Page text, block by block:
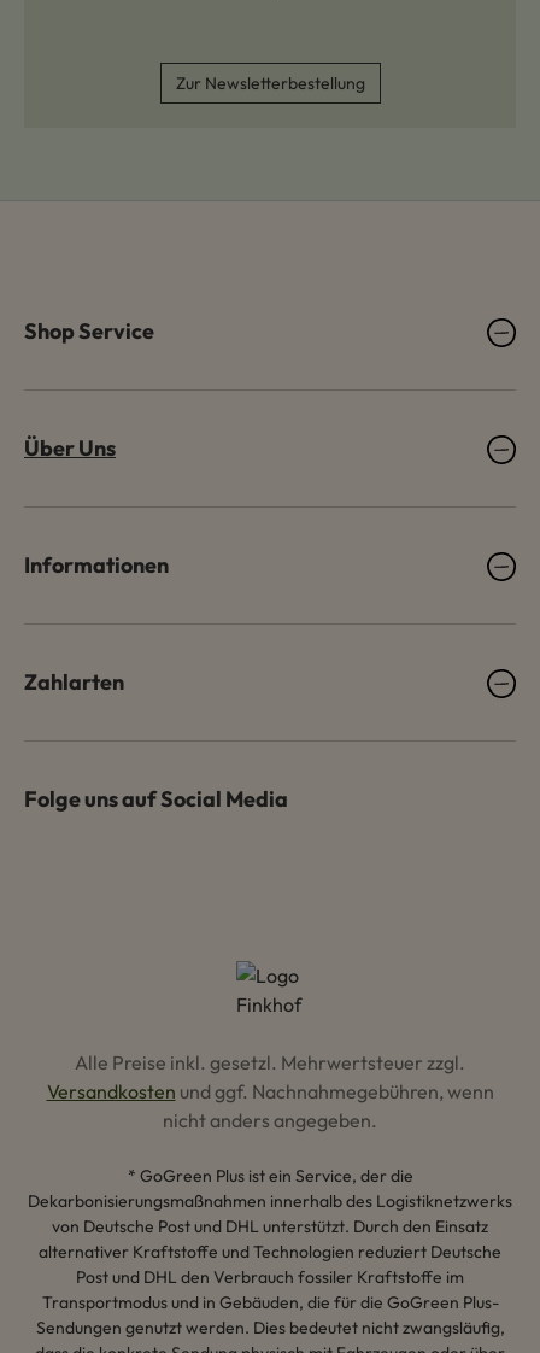
Zur Newsletterbestellung
Shop Service
Über Uns
Informationen
Zahlarten
Folge uns auf Social Media
Alle Preise inkl. gesetzl. Mehrwertsteuer zzgl.
Versandkosten und ggf. Nachnahmegebühren, wenn
nicht anders angegeben.
* GoGreen Plus ist ein Service, der die
Dekarbonisierungsmaßnahmen innerhalb des Logistiknetzwerks
von Deutsche Post und DHL unterstützt. Durch den Einsatz
alternativer Kraftstoffe und Technologien reduziert Deutsche
Post und DHL den Verbrauch fossiler Kraftstoffe im
Transportmodus und in Gebäuden, die für die GoGreen Plus-
Sendungen genutzt werden. Dies bedeutet nicht zwangsläufig,